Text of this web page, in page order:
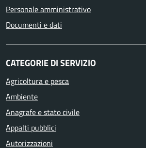
Personale amministrativo
Documenti e dati
CATEGORIE DI SERVIZIO
Agricoltura e pesca
Ambiente
Anagrafe e stato civile
Appalti pubblici
Autorizzazioni